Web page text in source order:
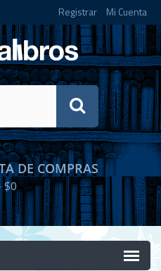
Registrar Mi Cuenta
DE COMPRAS
$0